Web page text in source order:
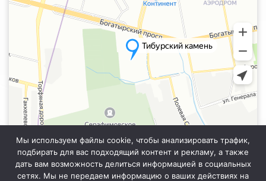
Мы используем файлы cookie, чтобы анализировать трафик,
подбирать для вас подходящий контент и рекламу, а также
дать вам возможность делиться информацией в социальных
сетях. Мы не передаем информацию о ваших действиях на